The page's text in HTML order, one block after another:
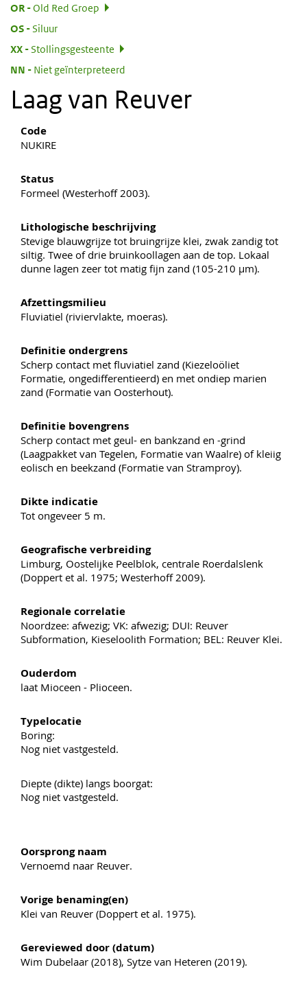
OR:
Old Red Groep
OS:
Siluur
XX:
Stollingsgesteente
NN
Niet geïnterpreteerd
Laag van Reuver
Code
NUKIRE
Status
Formeel (Westerhoff 2003).
Lithologische beschrijving
Stevige blauwgrijze tot bruingrijze klei, zwak zandig tot
siltig. Twee of drie bruinkoollagen aan de top. Lokaal
dunne lagen zeer tot matig fijn zand (105-210 µm).
Afzettingsmilieu
Fluviatiel (riviervlakte, moeras).
Definitie ondergrens
Scherp contact met fluviatiel zand (Kiezeloöliet
Formatie, ongedifferentieerd) en met ondiep marien
zand (Formatie van Oosterhout).
Definitie bovengrens
Scherp contact met geul- en bankzand en -grind
(Laagpakket van Tegelen, Formatie van Waalre) of kleiig
eolisch en beekzand (Formatie van Stramproy).
Dikte indicatie
Tot ongeveer 5 m.
Geografische verbreiding
Limburg, Oostelijke Peelblok, centrale Roerdalslenk
(Doppert et al. 1975; Westerhoff 2009).
Regionale correlatie
Noordzee: afwezig; VK: afwezig; DUI: Reuver
Subformation, Kieseloolith Formation; BEL: Reuver Klei.
Ouderdom
laat Mioceen - Plioceen.
Typelocatie
Boring:
Nog niet vastgesteld.
Diepte (dikte) langs boorgat:
Nog niet vastgesteld.
Oorsprong naam
Vernoemd naar Reuver.
Vorige benaming(en)
Klei van Reuver (Doppert et al. 1975).
Gereviewed door (datum)
Wim Dubelaar (2018), Sytze van Heteren (2019).